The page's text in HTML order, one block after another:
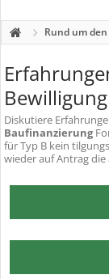
Rund um
Diskutiere
Baufinanzierung
für Typ B kein
wieder auf Antrag die